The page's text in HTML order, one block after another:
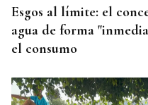
Esgos al límite: el
agua de forma
el consumo